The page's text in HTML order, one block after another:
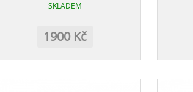
SKLADEM
1900 Kč